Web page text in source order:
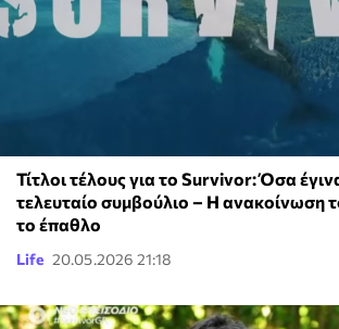
Τίτλοι τέλους για το Survivor: Όσα
τελευταίο συμβούλιο – Η ανακοίνωση
το έπαθλο
Life 20.05.2026 21:18